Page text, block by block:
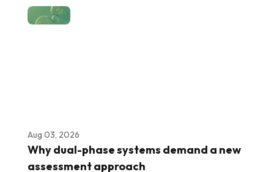
Aug 03, 2026
Why dual-phase systems demand a new
assessment approach